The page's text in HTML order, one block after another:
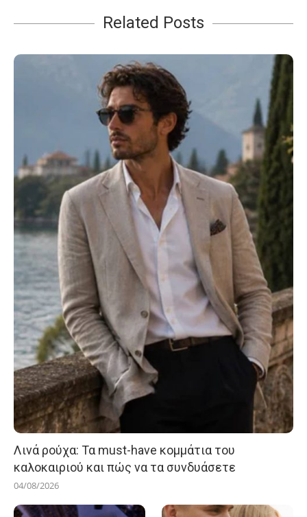
Related Posts
Λινά ρούχα: Τα must-have κομμάτια του
καλοκαιριού και πώς να τα συνδυάσετε
04/08/2026